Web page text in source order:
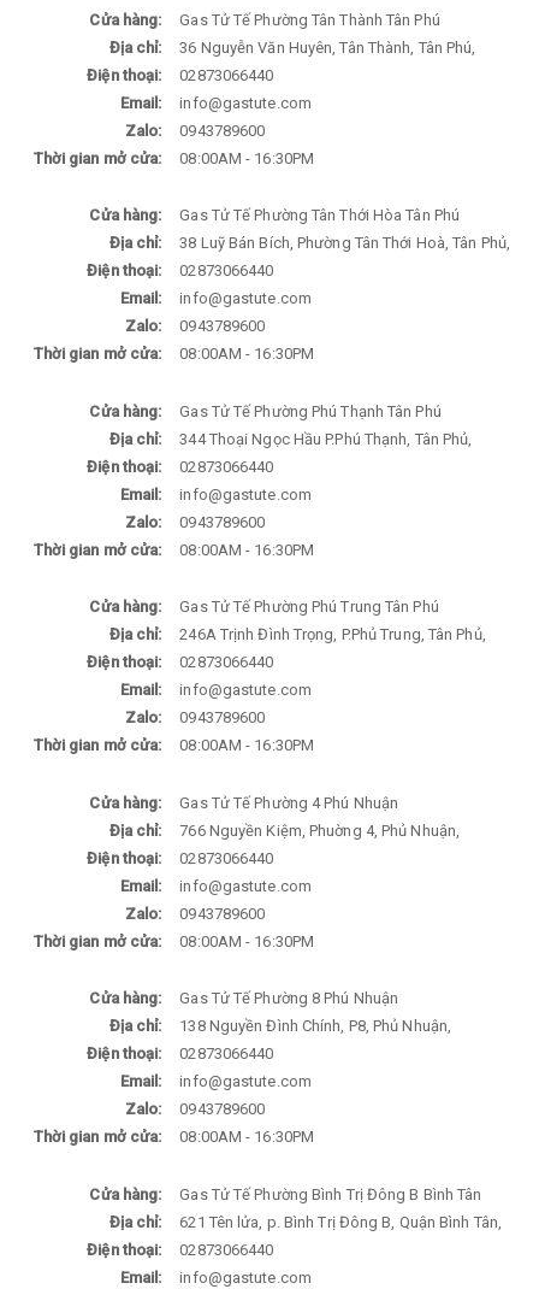
Cửa hàng:
Gas Tử Tế Phường Tân Thành Tân Phú
Địa chỉ:
36 Nguyễn Văn Huyên, Tân Thành, Tân Phú,
Điện thoại:
02873066440
Email:
info@gastute.com
Zalo:
0943789600
Thời gian mở cửa:
08:00AM - 16:30PM
Cửa hàng:
Gas Tử Tế Phường Tân Thới Hòa Tân Phú
Địa chỉ:
38 Luỹ Bán Bích, Phường Tân Thới Hoà, Tân Phủ,
Điện thoại:
02873066440
Email:
info@gastute.com
Zalo:
0943789600
Thời gian mở cửa:
08:00AM - 16:30PM
Cửa hàng:
Gas Tử Tế Phường Phú Thạnh Tân Phú
Địa chỉ:
344 Thoại Ngọc Hầu P.Phú Thạnh, Tân Phủ,
Điện thoại:
02873066440
Email:
info@gastute.com
Zalo:
0943789600
Thời gian mở cửa:
08:00AM - 16:30PM
Cửa hàng:
Gas Tử Tế Phường Phú Trung Tân Phú
Địa chỉ:
246A Trịnh Đình Trọng, P.Phủ Trung, Tân Phủ,
Điện thoại:
02873066440
Email:
info@gastute.com
Zalo:
0943789600
Thời gian mở cửa:
08:00AM - 16:30PM
Cửa hàng:
Gas Tử Tế Phường 4 Phú Nhuận
Địa chỉ:
766 Nguyền Kiệm, Phuờng 4, Phủ Nhuận,
Điện thoại:
02873066440
Email:
info@gastute.com
Zalo:
0943789600
Thời gian mở cửa:
08:00AM - 16:30PM
Cửa hàng:
Gas Tử Tế Phường 8 Phú Nhuận
Địa chỉ:
138 Nguyền Đình Chính, P8, Phủ Nhuận,
Điện thoại:
02873066440
Email:
info@gastute.com
Zalo:
0943789600
Thời gian mở cửa:
08:00AM - 16:30PM
Cửa hàng:
Gas Tử Tế Phường Bình Trị Đông B Bình Tân
Địa chỉ:
621 Tên lửa, p. Bình Trị Đông B, Quận Bình Tân,
Điện thoại:
02873066440
Email:
info@gastute.com